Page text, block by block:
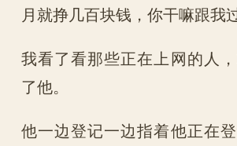
月就挣几百块钱，你干嘛跟我
我看了看那些正在上网的人
了他。
他一边登记一边指着他正在